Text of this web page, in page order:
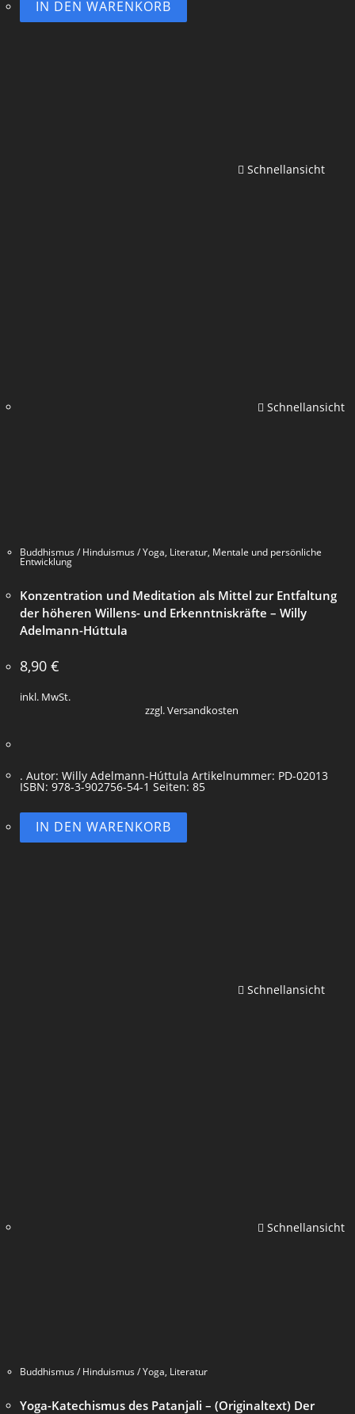
IN DEN WARENKORB
Schnellansicht
Schnellansicht
Buddhismus / Hinduismus / Yoga, Literatur, Mentale und persönliche
Entwicklung
Konzentration und Meditation als Mittel zur Entfaltung
der höheren Willens- und Erkenntniskräfte – Willy
Adelmann-Húttula
8,90 €
inkl. MwSt.
zzgl. Versandkosten
. Autor: Willy Adelmann-Húttula Artikelnummer: PD-02013
ISBN: 978-3-902756-54-1 Seiten: 85
IN DEN WARENKORB
Schnellansicht
Schnellansicht
Buddhismus / Hinduismus / Yoga, Literatur
Yoga-Katechismus des Patanjali – (Originaltext) Der